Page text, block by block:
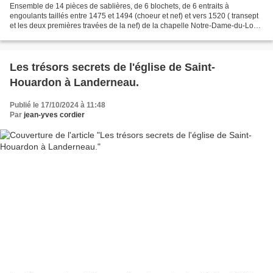
Ensemble de 14 pièces de sablières, de 6 blochets, de 6 entraits à
engoulants taillés entre 1475 et 1494 (choeur et nef) et vers 1520 ( transept
et les deux premières travées de la nef) de la chapelle Notre-Dame-du-Loc à
Les trésors secrets de l'église de Saint-
Houardon à Landerneau.
Publié le 17/10/2024 à 11:48
Par jean-yves cordier